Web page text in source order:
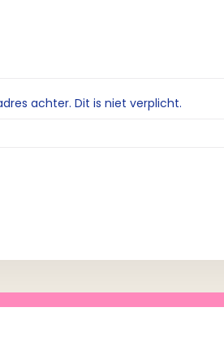
achter. Dit is niet verplicht.